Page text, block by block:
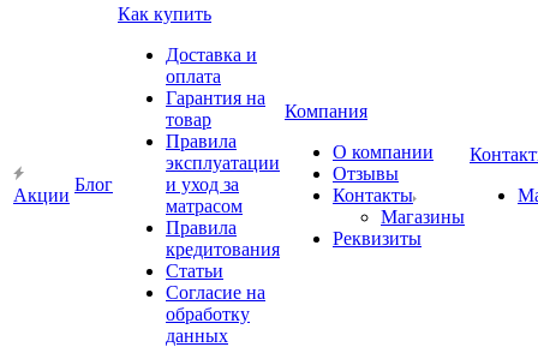
Акции
Блог
Как купить
Доставка и
оплата
Гарантия на
товар
Правила
эксплуатации
и уход за
матрасом
Правила
кредитования
Статьи
Согласие на
обработку
данных
Компания
О компании
Отзывы
Контакты
Магазины
Реквизиты